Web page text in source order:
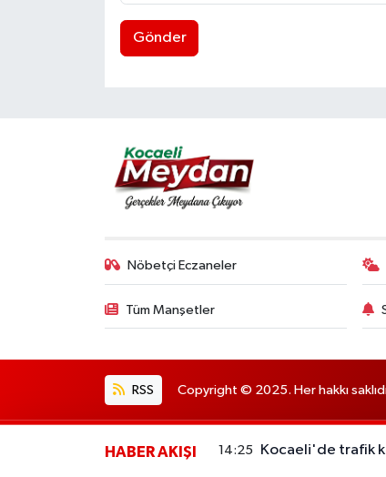
Gönder
Nöbetçi Eczaneler
Tüm Manşetler
RSS Copyright © 2025. Her hakkı
HABER AKIŞI 14:25 Kocaeli'de trafik